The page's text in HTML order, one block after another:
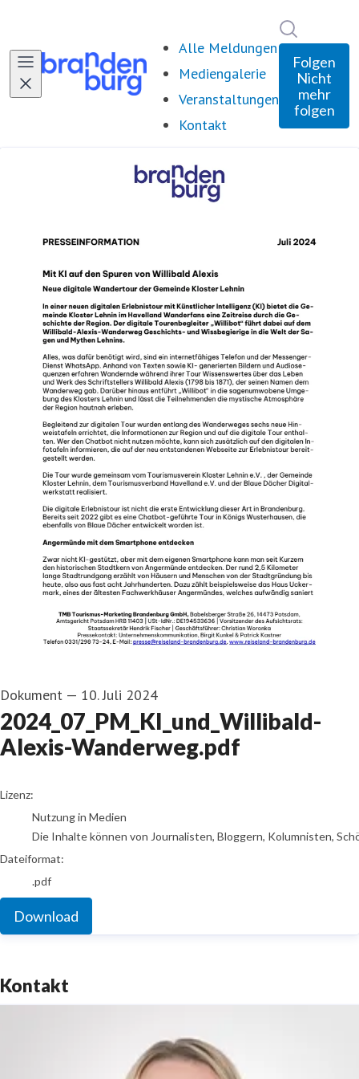
Alle Meldungen
Mediengalerie
Veranstaltungen
Kontakt
Folgen
Nicht
mehr
folgen
Dokument — 10. Juli 2024
2024_07_PM_KI_und_Willibald-
Alexis-Wanderweg.pdf
go to media item
Lizenz:
Nutzung in Medien
Die Inhalte können von Journalisten, Bloggern, Kolumnisten,
Dateiformat:
.pdf
Download
Kontakt